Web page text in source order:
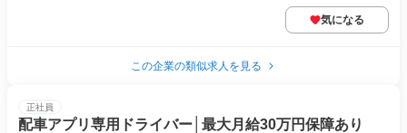
気になる
この企業の類似求人を見る
正社員
配車アプリ専用ドライバー│最大月給30万円保障あり